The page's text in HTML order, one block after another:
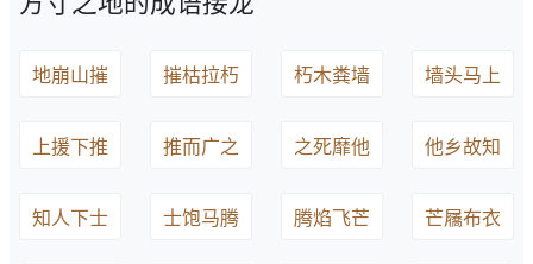
地崩山摧 摧枯拉朽 朽木粪墙 墙头马上
上援下推 推而广之 之死靡他 他乡故知
知人下士 士饱马腾 腾焰飞芒 芒屩布衣